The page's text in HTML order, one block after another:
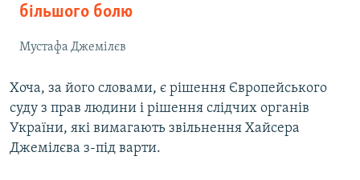
більшого болю
Мустафа Джемілєв
Хоча, за його словами, є рішення Європейського
суду з прав людини і рішення слідчих органів
України, які вимагають звільнення Хайсера
Джемілєва з-під варти.